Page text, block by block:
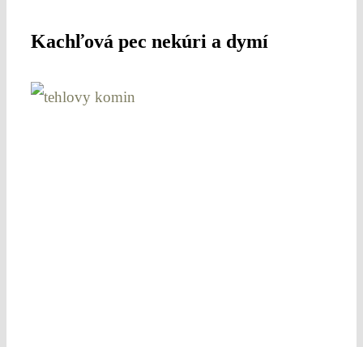
Kachľová pec nekúri a dymí